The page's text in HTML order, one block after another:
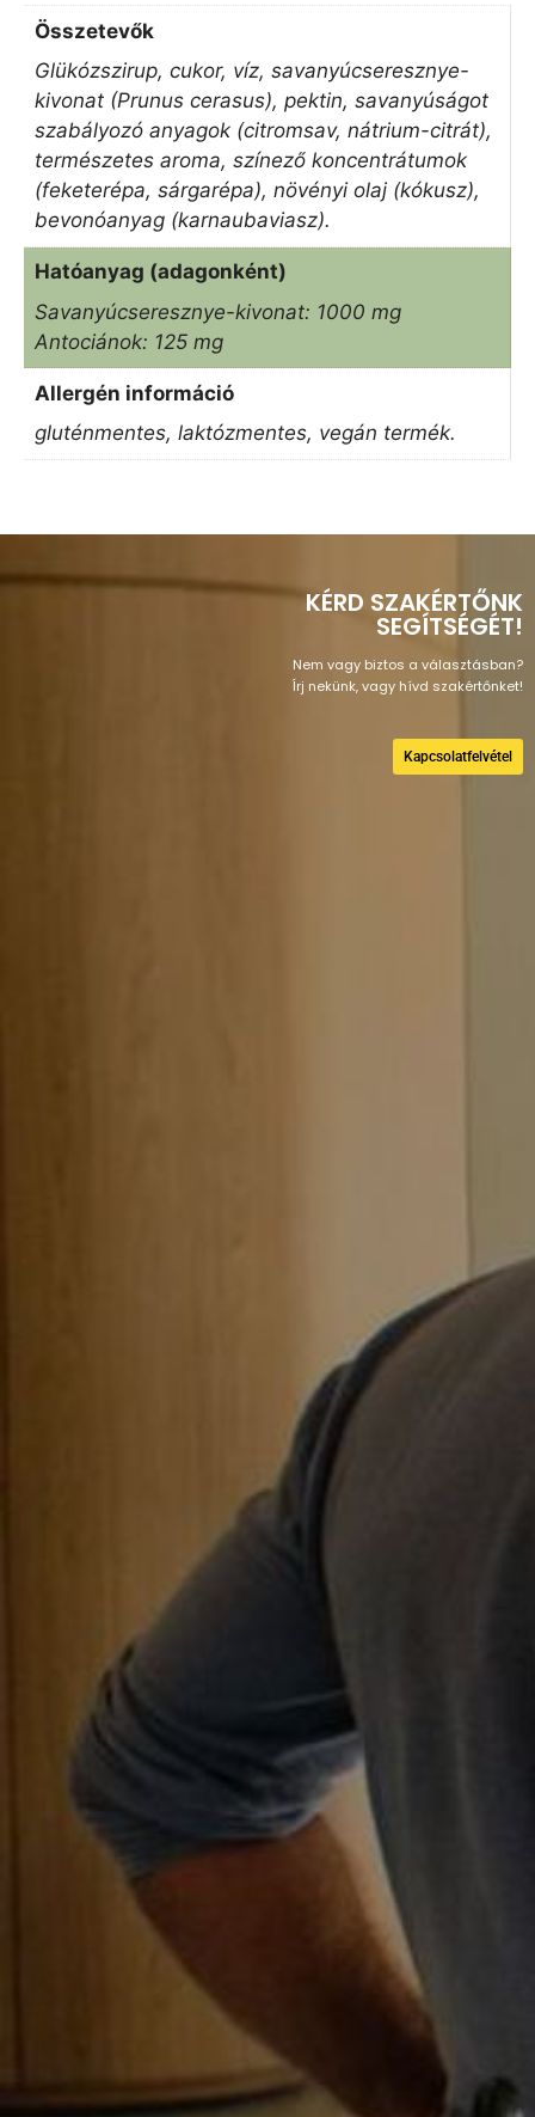
Összetevők
Glükózszirup, cukor, víz, savanyúcseresznye-
kivonat (Prunus cerasus), pektin, savanyúságot
szabályozó anyagok (citromsav, nátrium-citrát),
természetes aroma, színező koncentrátumok
(feketerépa, sárgarépa), növényi olaj (kókusz),
bevonóanyag (karnaubaviasz).
Hatóanyag (adagonként)
Savanyúcseresznye-kivonat: 1000 mg
Antociánok: 125 mg
Allergén információ
gluténmentes, laktózmentes, vegán termék.
KÉRD SZAKÉRTŐNK
SEGÍTSÉGÉT!
Nem vagy biztos a választásban?
Írj nekünk, vagy hívd szakértőnket!
Kapcsolatfelvétel